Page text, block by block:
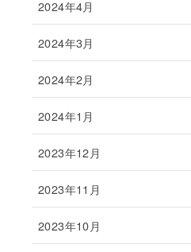
2024年4月
2024年3月
2024年2月
2024年1月
2023年12月
2023年11月
2023年10月